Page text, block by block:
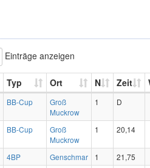
Einträge anzeigen
Typ Ort N Zeit
BB-Cup
Groß
Muckrow
1 D
BB-Cup
Groß
Muckrow
1 20,14
4BP Genschmar 1
21,75